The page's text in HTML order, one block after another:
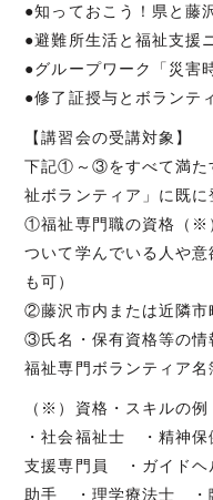
●知っておこう！県と藤
●避難所生活と福祉支援
●グループワーク「災害
●修了証授与とボランテ
【講習会の受講対象】
下記①～③をすべて満た
祉ボランティア」に既に
①福祉専門職の資格（※
ついて学んでいる人や
も可）
②藤沢市内または近隣市
③氏名・保有資格等の情
福祉専門ボランティア
（※）資格・スキルの例
・社会福祉士 ・精神
支援専門員 ・ガイド
助手 ・理学療法士 ・